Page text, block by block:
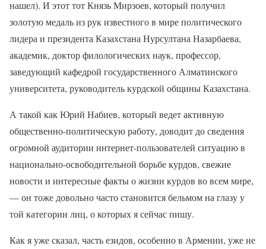
нашел). И этот тот Князь Мирзоев, который получил
золотую медаль из рук известного в мире политического
лидера и президента Казахстана Нурсултана Назарбаева,
академик, доктор филологических наук, профессор,
заведующий кафедрой государственного Алматинского
университета, руководитель курдской общины Казахстана.
А такой как Юрий Набиев, который ведет активную
общественно-политическую работу, доводит до сведения
огромной аудитории интернет-пользователей ситуацию в
национально-освободительной борьбе курдов, свежие
новости и интересные факты о жизни курдов во всем мире,
— он тоже довольно часто становится бельмом на глазу у
той категории лиц, о которых я сейчас пишу.
Как я уже сказал, часть езидов, особенно в Армении, уже не